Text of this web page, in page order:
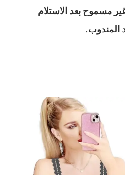
مسموح بعد الاستلام
المندوب.